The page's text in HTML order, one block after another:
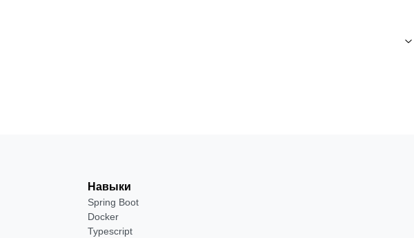
Навыки
Spring Boot
Docker
Typescript